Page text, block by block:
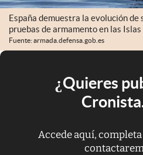
España demuestra la evolución de
pruebas de armamento en las Islas
Fuente: armada.defensa.gob.es
¿Quieres
Accede aquí,